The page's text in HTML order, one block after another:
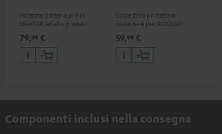
Potente batteria al litio
LiFePO4 ad alte prestazioni
profonda per ROCKSTER AIR 2
79,99 €
Copertura protettiva
universale per ROCKSTER AIR
utilizzato con la protezione
59,99 €
Componenti inclusi nella consegna